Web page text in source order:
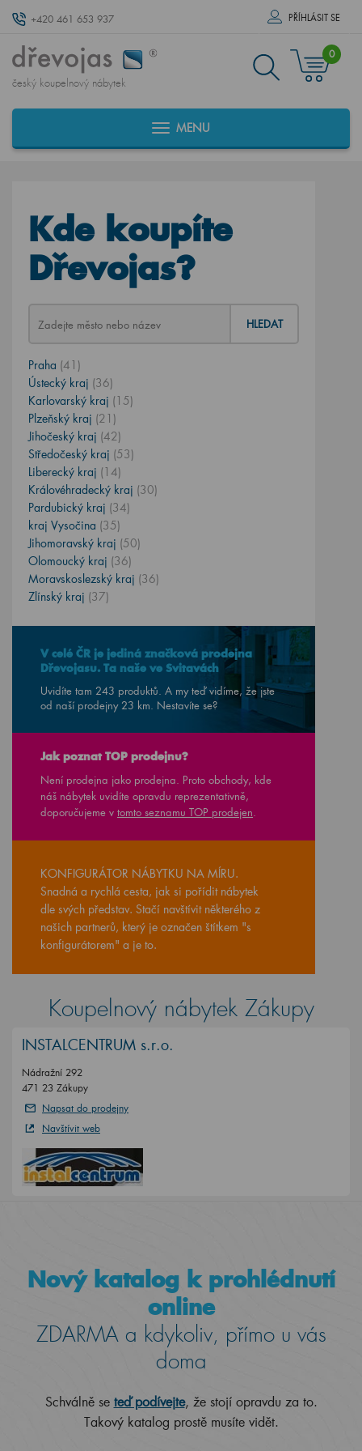
+420 461 653 937 PŘÍHLÁSIT SE
český koupelnový nábytek
0
MENU
Kde koupíte
Dřevojas?
HLEDAT
Praha (41)
Ústecký kraj (36)
Karlovarský kraj (15)
Plzeňský kraj (21)
Jihočeský kraj (42)
Středočeský kraj (53)
Liberecký kraj (14)
Královéhradecký kraj (30)
Pardubický kraj (34)
kraj Vysočina (35)
Jihomoravský kraj (50)
Olomoucký kraj (36)
Moravskoslezský kraj (36)
Zlínský kraj (37)
V celé ČR je jediná značková prodejna
Dřevojasu. Ta naše ve Svitavách
Uvidíte tam 243 produktů. A my teď vidíme, že jste
od naší prodejny 23 km. Nestavíte se?
Jak poznat TOP prodejnu?
Není prodejna jako prodejna. Proto obchody, kde
náš nábytek uvidíte opravdu reprezentativně,
doporučujeme v tomto seznamu TOP prodejen
KONFIGURÁTOR NÁBYTKU NA MÍRU.
Snadná a rychlá cesta, jak si pořídit nábytek
dle svých představ. Stačí navštívit některého z
našich partnerů, který je označen štítkem "s
konfigurátorem" a je to.
Koupelnový nábytek Zákupy
INSTALCENTRUM s.r.o.
Nádražní 292
471 23 Zákupy
Napsat do prodejny
Navštívit web
Nový katalog k prohlédnutí
online
ZDARMA a kdykoliv, přímo u vás
doma
Schválně se teď podívejte, že stojí opravdu za to.
Takový katalog prostě musíte vidět.